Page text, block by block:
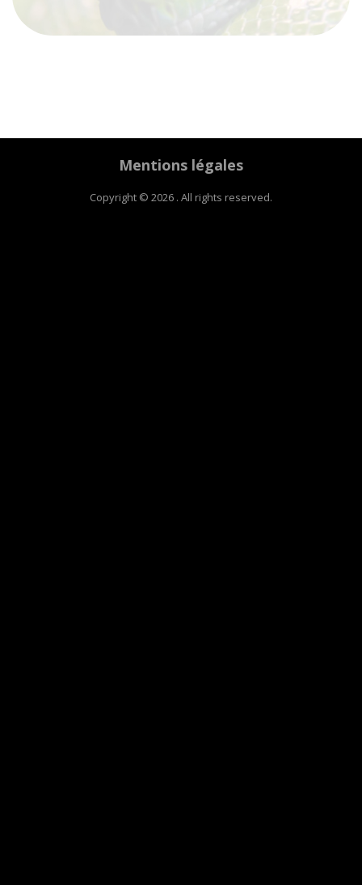
Mentions légales
Copyright © 2026 . All rights reserved.